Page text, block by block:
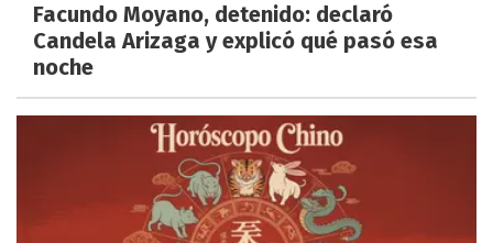
Facundo Moyano, detenido: declaró
Candela Arizaga y explicó qué pasó esa
noche